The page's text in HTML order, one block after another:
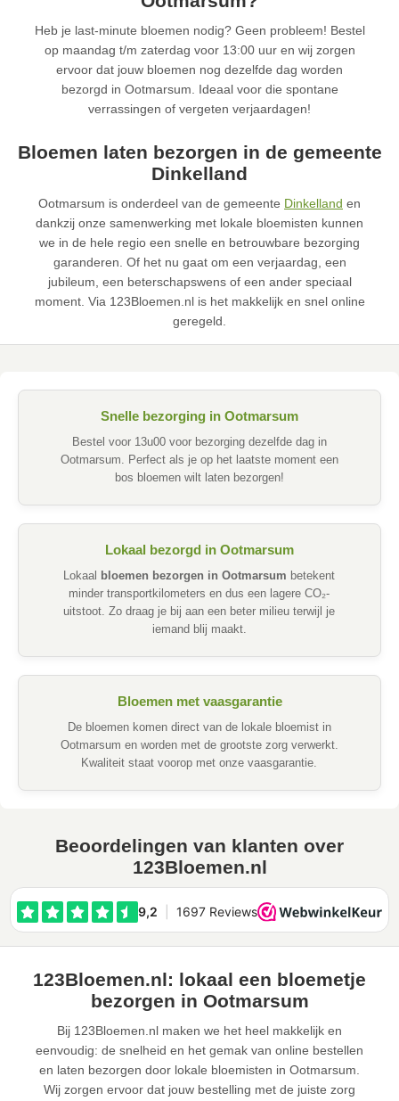
Heb je last-minute bloemen nodig? Geen probleem! Bestel
op maandag t/m zaterdag voor 13:00 uur en wij zorgen
ervoor dat jouw bloemen nog dezelfde dag worden
bezorgd in Ootmarsum. Ideaal voor die spontane
verrassingen of vergeten verjaardagen!
Bloemen laten bezorgen in de gemeente
Dinkelland
Ootmarsum is onderdeel van de gemeente Dinkelland en
dankzij onze samenwerking met lokale bloemisten kunnen
we in de hele regio een snelle en betrouwbare bezorging
garanderen. Of het nu gaat om een verjaardag, een
jubileum, een beterschapswens of een ander speciaal
moment. Via 123Bloemen.nl is het makkelijk en snel online
geregeld.
Snelle bezorging in Ootmarsum
Bestel voor 13u00 voor bezorging dezelfde dag in
Ootmarsum. Perfect als je op het laatste moment een
bos bloemen wilt laten bezorgen!
Lokaal bezorgd in Ootmarsum
Lokaal bloemen bezorgen in Ootmarsum betekent
minder transportkilometers en dus een lagere CO₂-
uitstoot. Zo draag je bij aan een beter milieu terwijl je
iemand blij maakt.
Bloemen met vaasgarantie
De bloemen komen direct van de lokale bloemist in
Ootmarsum en worden met de grootste zorg verwerkt.
Kwaliteit staat voorop met onze vaasgarantie.
Beoordelingen van klanten over
123Bloemen.nl
123Bloemen.nl: lokaal een bloemetje
bezorgen in Ootmarsum
Bij 123Bloemen.nl maken we het heel makkelijk en
eenvoudig: de snelheid en het gemak van online bestellen
en laten bezorgen door lokale bloemisten in Ootmarsum.
Wij zorgen ervoor dat jouw bestelling met de juiste zorg